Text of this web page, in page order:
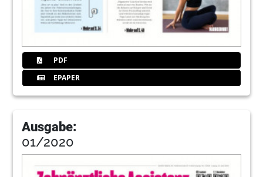
PDF
EPAPER
Ausgabe:
01/2020